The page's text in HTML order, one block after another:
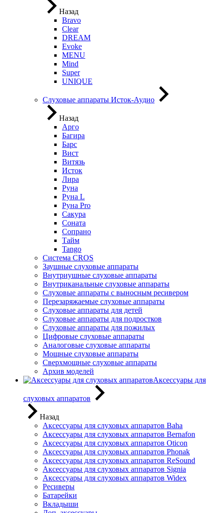
Назад
Bravo
Clear
DREAM
Evoke
MENU
Mind
Super
UNIQUE
Слуховые аппараты Исток-Аудио
Назад
Арго
Багира
Барс
Вист
Витязь
Исток
Лира
Руна
Руна L
Руна Pro
Сакура
Соната
Сопрано
Тайм
Tango
Система CROS
Заушные слуховые аппараты
Внутриушные слуховые аппараты
Внутриканальные слуховые аппараты
Слуховые аппараты с выносным ресивером
Перезаряжаемые слуховые аппараты
Слуховые аппараты для детей
Слуховые аппараты для подростков
Слуховые аппараты для пожилых
Цифровые слуховые аппараты
Аналоговые слуховые аппараты
Мощные слуховые аппараты
Сверхмощные слуховые аппараты
Архив моделей
Аксессуары для
слуховых аппаратов
Назад
Аксессуары для слуховых аппаратов Baha
Аксессуары для слуховых аппаратов Bernafon
Аксессуары для слуховых аппаратов Oticon
Аксессуары для слуховых аппаратов Phonak
Аксессуары для слуховых аппаратов ReSound
Аксессуары для слуховых аппаратов Signia
Аксессуары для слуховых аппаратов Widex
Ресиверы
Батарейки
Вкладыши